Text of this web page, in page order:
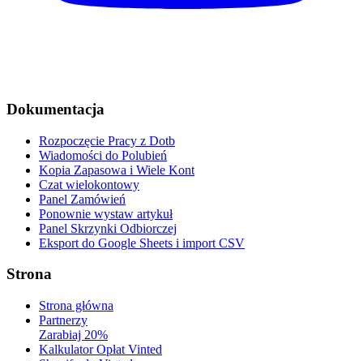
Dokumentacja
Rozpoczęcie Pracy z Dotb
Wiadomości do Polubień
Kopia Zapasowa i Wiele Kont
Czat wielokontowy
Panel Zamówień
Ponownie wystaw artykuł
Panel Skrzynki Odbiorczej
Eksport do Google Sheets i import CSV
Strona
Strona główna
Partnerzy
Zarabiaj 20%
Kalkulator Opłat Vinted